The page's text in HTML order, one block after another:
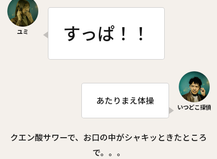
すっぱ！！
あたりまえ体操
クエン酸サワーで、お口の中がシャキッときたところ
で。。。